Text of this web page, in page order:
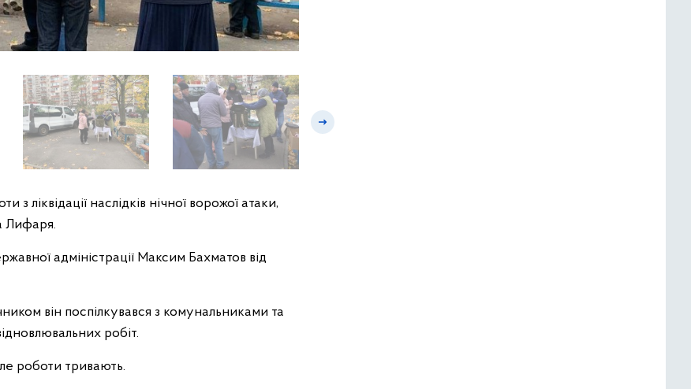
наслідків нічної ворожої атаки,
Лифаря.
адміністрації Максим Бахматов від
він поспілкувався з комунальниками та
робіт.
роботи тривають.